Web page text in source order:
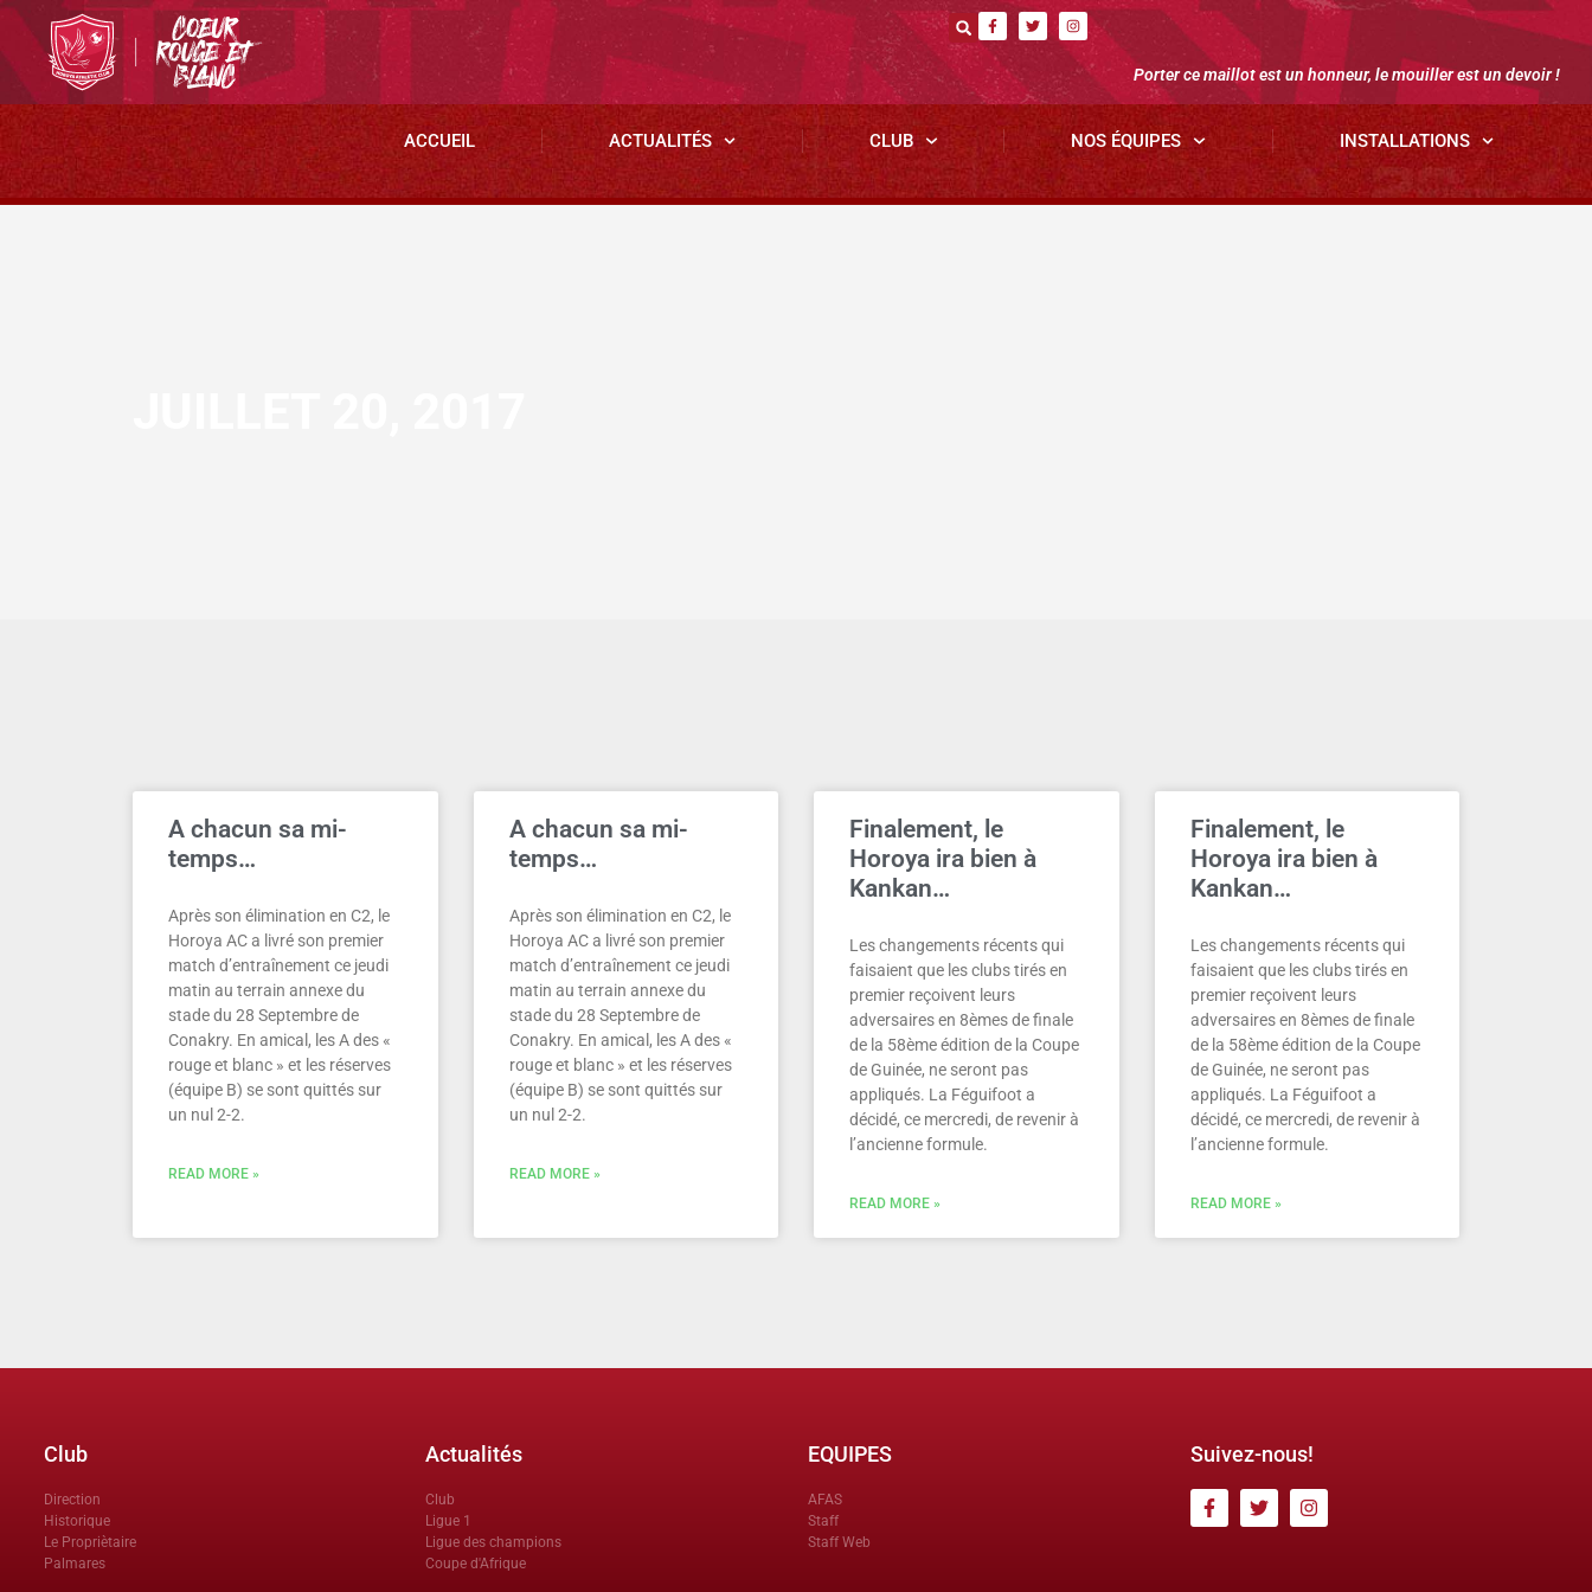
Porter ce maillot est un honneur, le mouiller est un devoir !
ACCUEIL ACTUALITÉS CLUB NOS ÉQUIPES INSTALLATIONS
A chacun sa mi-
temps…
Après son élimination en C2, le
Horoya AC a livré son premier
match d’entraînement ce jeudi
matin au terrain annexe du
stade du 28 Septembre de
Conakry. En amical, les A des «
rouge et blanc » et les réserves
(équipe B) se sont quittés sur
un nul 2-2.
READ MORE »
A chacun sa mi-
temps…
Après son élimination en C2, le
Horoya AC a livré son premier
match d’entraînement ce jeudi
matin au terrain annexe du
stade du 28 Septembre de
Conakry. En amical, les A des «
rouge et blanc » et les réserves
(équipe B) se sont quittés sur
un nul 2-2.
READ MORE »
Finalement, le
Horoya ira bien à
Kankan…
Les changements récents qui
faisaient que les clubs tirés en
premier reçoivent leurs
adversaires en 8èmes de finale
de la 58ème édition de la Coupe
de Guinée, ne seront pas
appliqués. La Féguifoot a
décidé, ce mercredi, de revenir à
l’ancienne formule.
READ MORE »
Finalement, le
Horoya ira bien à
Kankan…
Les changements récents qui
faisaient que les clubs tirés en
premier reçoivent leurs
adversaires en 8èmes de finale
de la 58ème édition de la Coupe
de Guinée, ne seront pas
appliqués. La Féguifoot a
décidé, ce mercredi, de revenir à
l’ancienne formule.
READ MORE »
Club
Direction
Historique
Le Propriètaire
Palmares
Actualités
Club
Ligue 1
Ligue des champions
Coupe d'Afrique
EQUIPES
AFAS
Staff
Staff Web
Suivez-nous!